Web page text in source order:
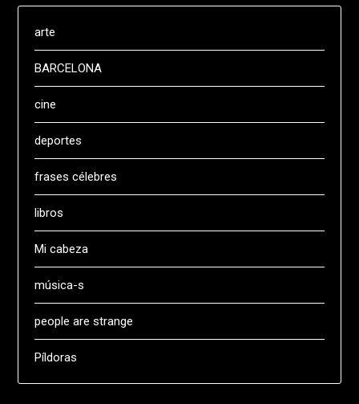
arte
BARCELONA
cine
deportes
frases célebres
libros
Mi cabeza
música-s
people are strange
Píldoras